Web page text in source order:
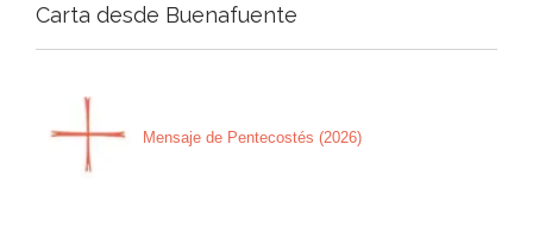
Carta desde Buenafuente
Mensaje de Pentecostés (2026)